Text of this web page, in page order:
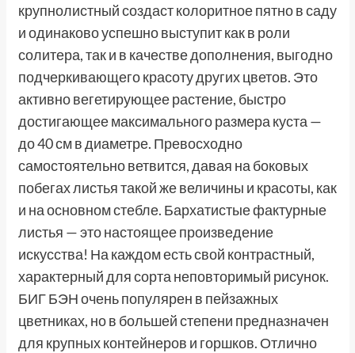
крупнолистный создаст колоритное пятно в саду
и одинаково успешно выступит как в роли
солитера, так и в качестве дополнения, выгодно
подчеркивающего красоту других цветов. Это
активно вегетирующее растение, быстро
достигающее максимального размера куста —
до 40 см в диаметре. Превосходно
самостоятельно ветвится, давая на боковых
побегах листья такой же величины и красоты, как
и на основном стебле. Бархатистые фактурные
листья — это настоящее произведение
искусства! На каждом есть свой контрастный,
характерный для сорта неповторимый рисунок.
БИГ БЭН очень популярен в пейзажных
цветниках, но в большей степени предназначен
для крупных контейнеров и горшков. Отлично